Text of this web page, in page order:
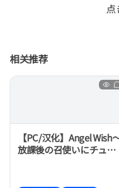
相关推荐
【PC/汉化】Angel Wish
放課後の召使いにチュ